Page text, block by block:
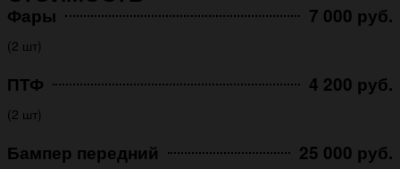
Фары 7 000 руб.
(2 шт)
ПТФ 4 200 руб.
(2 шт)
Бампер передний 25 000 руб.